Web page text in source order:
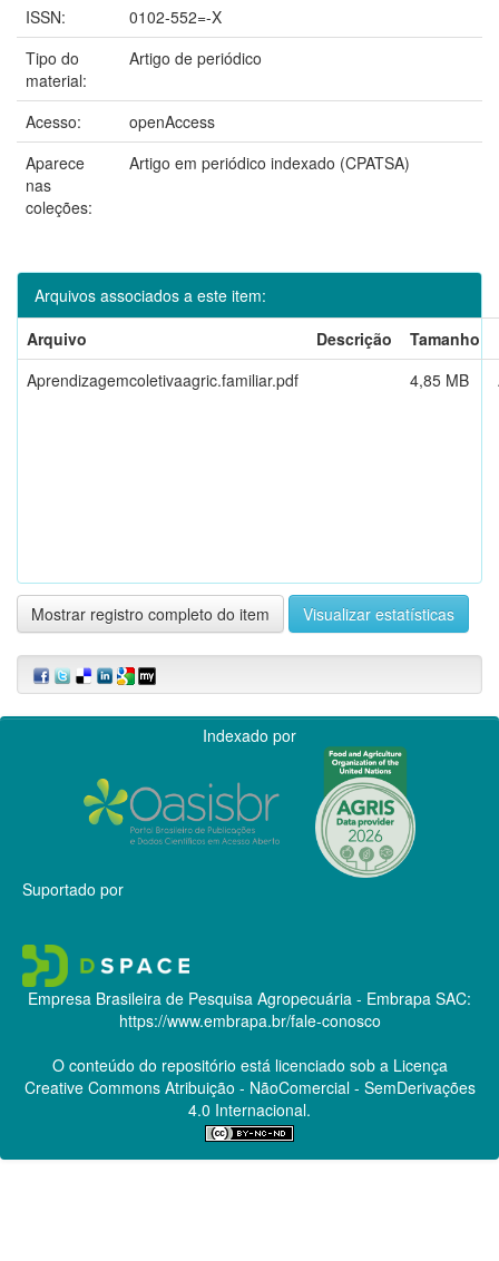
ISSN:
0102-552=-X
Tipo do
material:
Artigo de periódico
Acesso:
openAccess
Aparece
nas
coleções:
Artigo em periódico indexado (CPATSA)
Arquivos associados a este item:
Arquivo
Descrição Tamanho
Aprendizagemcoletivaagric.familiar.pdf
4,85 MB
Mostrar registro completo do item Visualizar estatísticas
Indexado por
Suportado por
Empresa Brasileira de Pesquisa Agropecuária - Embrapa SAC:
https://www.embrapa.br/fale-conosco
O conteúdo do repositório está licenciado sob a Licença
Creative CommonsAtribuição - NãoComercial - SemDerivações
4.0 Internacional.